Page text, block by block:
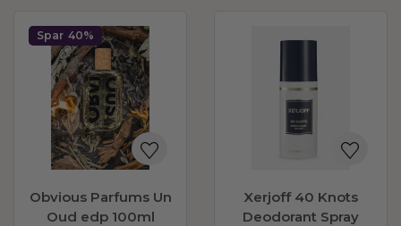
Spar 40%
Obvious Parfums Un
Oud edp 100ml
Xerjoff 40 Knots
Deodorant Spray